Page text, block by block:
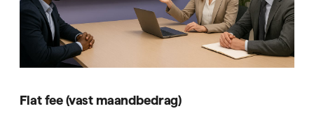
Flat fee (vast maandbedrag)